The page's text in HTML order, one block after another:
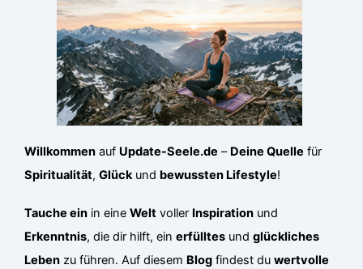
Willkommen auf Update-Seele.de – Deine Quelle für
Spiritualität,Glückund bewussten Lifestyle!
Tauche ein in eineWelt voller Inspiration und
Erkenntnis, die dir hilft, einerfülltes undglückliches
Leben zu führen. Auf diesem Blog findest duwertvolle